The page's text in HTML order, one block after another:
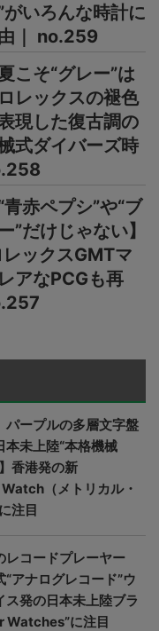
がいろんな時計に
｜ no.259
こそ“グレー”は
レックスの褪色
現した復古調の
式ダイバーズ時
青赤ペプシ”や“ブ
”だけじゃない】
ックスGMTマ
アなPCGも再
パープルの多層文字盤
本未上陸“本格機械
香港発の新
（メトリカル・
注目
レコードプレーヤー
“アナログレコード”ウ
ス発の日本未上陸ブラ
Watches”に注目